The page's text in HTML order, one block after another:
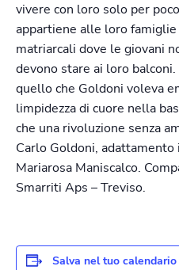
vivere con loro solo per
appartiene alle loro
matriarcali dove le giovani
devono stare ai loro
quello che Goldoni voleva
limpidezza di cuore nella
che una rivoluzione senza
Carlo Goldoni,
Mariarosa Maniscalco.
Smarriti Aps – Treviso.
Salva nel tuo calendario